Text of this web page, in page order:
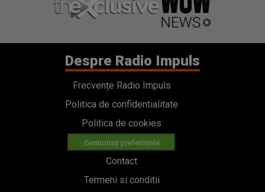
Despre Radio Impuls
Frecvențe Radio Impuls
Politica de confidentialitate
Politica de cookies
Gestionați preferințele
Contact
Termeni si conditii